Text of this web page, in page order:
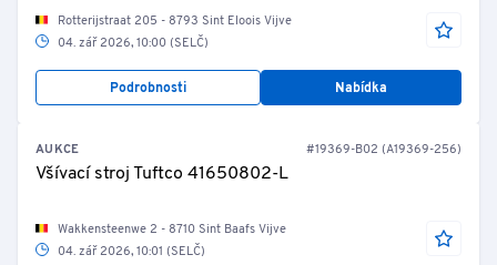
Rotterijstraat 205 - 8793 Sint Eloois Vijve
04. zář 2026, 10:00 (SELČ)
Podrobnosti Nabídka
AUKCE #19369-B02 (A19369-256)
Všívací stroj Tuftco 41650802-L
Wakkensteenwe 2 - 8710 Sint Baafs Vijve
04. zář 2026, 10:01 (SELČ)